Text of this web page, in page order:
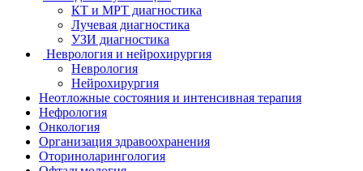
КТ и МРТ диагностика
Лучевая диагностика
УЗИ диагностика
Неврология и нейрохирургия
Неврология
Нейрохирургия
Неотложные состояния и интенсивная терапия
Нефрология
Онкология
Организация здравоохранения
Оториноларингология